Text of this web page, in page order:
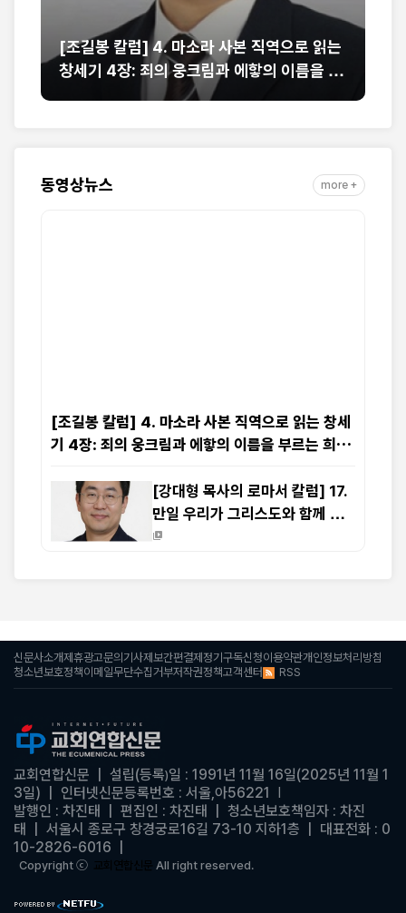
[강대형 목사의 로마서 칼럼] 17. 만일 우리가
그리스도와 함께 죽었으면 또한 그와 함께 살
줄을 믿노니 (롬 6:8-9)
동영상뉴스 more +
[조길봉 칼럼] 4. 마소라 사본 직역으로 읽는 창세
기 4장: 죄의 웅크림과 에핳의 이름을 부르는 희생
[강대형 목사의 로마서 칼럼] 17.
만일 우리가 그리스도와 함께 죽
었으면 또한 그와 함께 살 줄을 믿
신문사소개제휴광고문의 기사제보간편결제 정기구독신청이용약관개인정보처리방침
청소년보호정책 이메일무단수집거부저작권정책고객센터 RSS
교회연합신문 | 설립(등록)일 : 1991년 11월 16일(2025년 11월 1
3일)
인터넷신문등록번호 : 서울,아56221
발행인 : 차진태 | 편집인 : 차진태
청소년보호책임자 : 차진
태
| 서울시 종로구 창경궁로16길 73-10 지하1층 | 대표전화 : 0
10-2826-6016
Copyright ⓒ 교회연합신문 All right reserved.